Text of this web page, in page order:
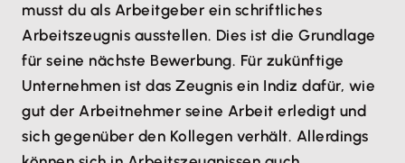
musst du als Arbeitgeber ein schriftliches
Arbeitszeugnis ausstellen. Dies ist die Grundlage
für seine nächste Bewerbung. Für zukünftige
Unternehmen ist das Zeugnis ein Indiz dafür, wie
gut der Arbeitnehmer seine Arbeit erledigt und
sich gegenüber den Kollegen verhält. Allerdings